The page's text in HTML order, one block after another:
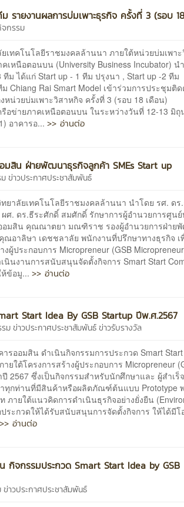
รายงานผลการบ่มเพาะธุรกิจ ครั้งที่ 3 (รอบ
กรรม
เทคโนโลยีราชมงคลล้านนา ภายใต้หน่วยบ่มเพา
เหนือตอนบน (University Business Incubator) น
ทีม ได้แก่ Start up - 1 ทีม ปรุงนา , Start up -2 ทีม
Chiang Rai Smart Model เข้าร่วมการประชุมติ
น่วยบ่มเพาะวิสาหกิจ ครั้งที่ 3 (รอบ 18 เดือน)
อข่ายภาคเหนือตอนบน ในระหว่างวันที่ 12-13 มิถุ
อาคารอ...>> อ่านต่อ
มสิน ฝ่ายพัฒนาธุรกิจลูกค้า SMEs Start up
ข่าวประกาศประชาสัมพันธ์
ยาลัยเทคโนโลยีราชมงคลล้านนา นำโดย รศ. ดร
ศ. ดร.ธีระศักดิ์ สมศักดิ์ รักษาการผู้อำนวยการศูนย์
อมสิน คุณณาตยา มณฑิราช รองผู้อำนวยการฝ่าย
ณอาลิษา เดชชลาลัย พนักงานที่ปรึกษาทางธุรกิจ เ
ผู้ประกอบการ Micropreneur (GSB Micropreneur
นินงานการสนับสนุนจัดตั้งกิจการ Smart Start
ห้ข้อมู...>> อ่านต่อ
Start Idea By GSB Startup ปีพ.ศ.2567
ม ข่าวประกาศประชาสัมพันธ์ ข่าวรับรางวัล
ออมสิน ดำเนินกิจกรรมการประกวด Smart Start
ยใต้โครงการสร้างผู้ประกอบการ Micropreneur
2567 ซึ่งเป็นกิจกรรมสำหรับนักศึกษาและ ผู้สำเร็
ทุกท่านที่มีสินค้าหรือผลิตภัณฑ์ต้นแบบ Prototype
ภายใต้แนวคิดการดำเนินธุรกิจอย่างยั่งยืน
ประกวดให้ได้รับสนับสนุนการจัดตั้งกิจการ ให้ได้มีโ
>> อ่านต่อ
กิจกรรมประกวด Smart Start Idea by GSB
ข่าวประกาศประชาสัมพันธ์